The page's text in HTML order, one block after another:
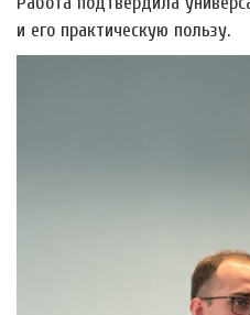
и его практическую пользу.